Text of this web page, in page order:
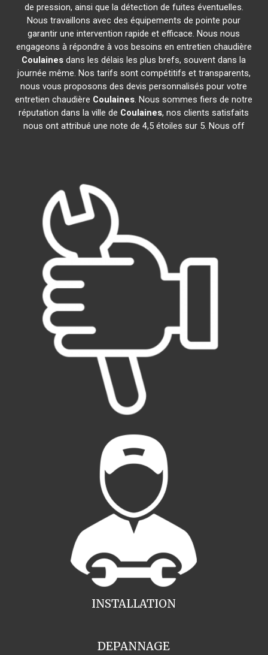
de pression, ainsi que la détection de fuites éventuelles.
Nous travaillons avec des équipements de pointe pour
garantir une intervention rapide et efficace. Nous nous
engageons à répondre à vos besoins en entretien chaudière
Coulaines dans les délais les plus brefs, souvent dans la
journée même. Nos tarifs sont compétitifs et transparents,
nous vous proposons des devis personnalisés pour votre
entretien chaudière Coulaines. Nous sommes fiers de notre
réputation dans la ville de Coulaines, nos clients satisfaits
nous ont attribué une note de 4,5 étoiles sur 5. Nous off
INSTALLATION
DEPANNAGE